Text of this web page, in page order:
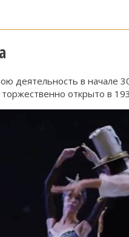
деятельность в начале
открыто в